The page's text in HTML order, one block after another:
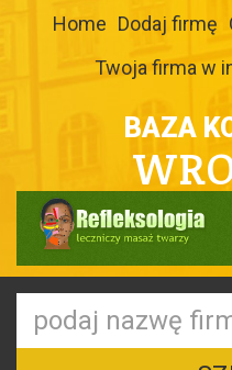
Home Dodaj firmę
Twoja firma w
BAZA